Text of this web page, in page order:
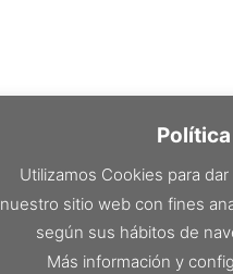
Utilizamos Cookies para
nuestro sitio web con fines
según sus hábitos de
Más información y